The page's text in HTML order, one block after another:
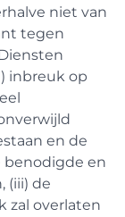
niet van
tegen
inbreuk op
en de
benodigde en
(iii) de
zal overlaten